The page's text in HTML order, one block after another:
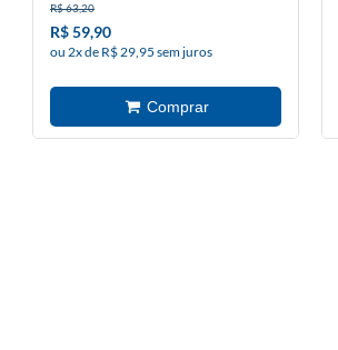
R$ 63,20
R$ 59,90
ou 2x de R$ 29,95 sem juros